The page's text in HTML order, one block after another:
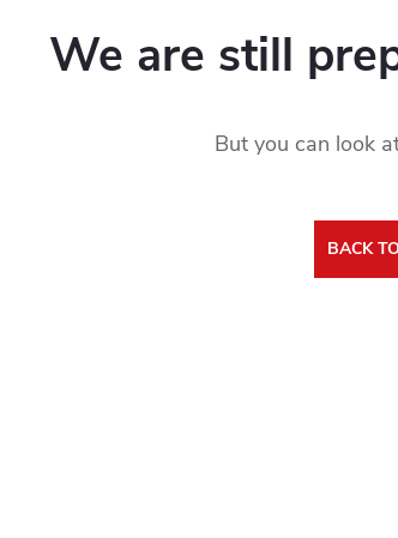
We are still
But you can look
BACK